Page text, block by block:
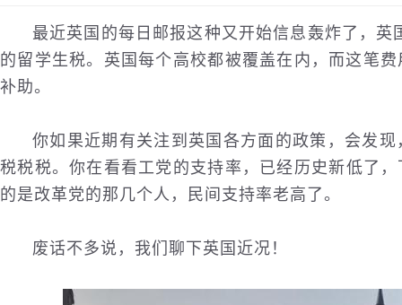
最近英国的每日邮报这种又开始信息轰炸了，
的留学生税。英国每个高校都被覆盖在内，而这笔
补助。
你如果近期有关注到英国各方面的政策，会发
税税税。你在看看工党的支持率，已经 历史新低了
的是改革党的那几个人，民间支持率老高了。
废话不多说，我们聊下英国近况！